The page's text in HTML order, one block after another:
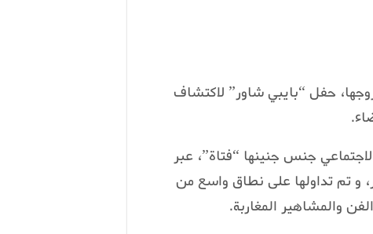
حفل “بايبي شاور” لاكتشاف
جنس جنينها “فتاة”، عبر
و تم تداولها على نطاق واسع من
والمشاهير المغاربة.